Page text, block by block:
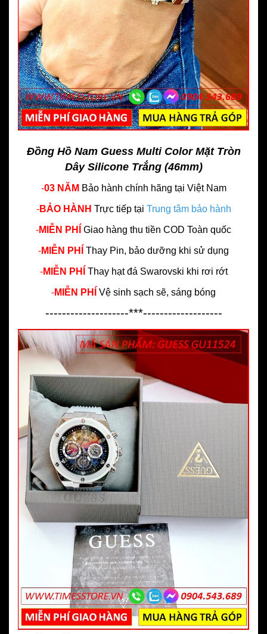
Đồng Hồ Nam Guess Multi Color Mặt Tròn
Dây Silicone Trắng (46mm)
-03 NĂM Bảo hành chính hãng tại Việt Nam
-BẢO HÀNH Trực tiếp tại Trung tâm bảo hành
-MIỄN PHÍ Giao hàng thu tiền COD Toàn quốc
-MIỄN PHÍ Thay Pin, bảo dưỡng khi sử dụng
-MIỄN PHÍ Thay hạt đá Swarovski khi rơi rớt
-MIỄN PHÍ Vệ sinh sạch sẽ, sáng bóng
--------------------***-------------------